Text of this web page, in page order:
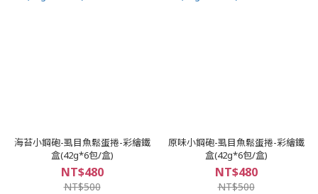
海苔小鋼砲-虱目魚鬆蛋捲-彩繪鐵
盒(42g*6包/盒)
NT$480
NT$500
原味小鋼砲-虱目魚鬆蛋捲-彩繪鐵
盒(42g*6包/盒)
NT$480
NT$500